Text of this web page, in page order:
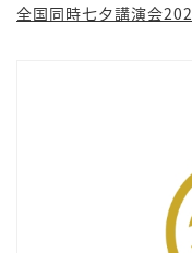
全国同時七夕講演会